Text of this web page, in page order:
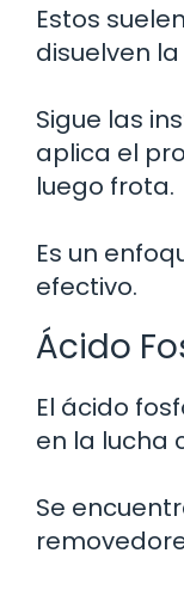
Estos
disuelven
Sigue las
aplica el
luego frota.
Es un
efectivo.
Ácido
El ácido
en la lucha
Se